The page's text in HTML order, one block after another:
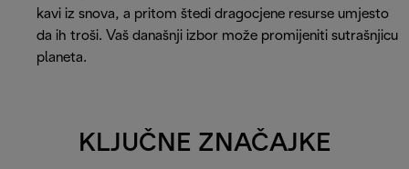
kavi iz snova, a pritom štedi dragocjene resurse umjesto
da ih troši. Vaš današnji izbor može promijeniti sutrašnjicu
planeta.
KLJUČNE ZNAČAJKE